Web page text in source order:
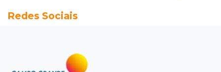
Granizo danifica telhados e plantações
Agregado
Inter perde para o Corinthians mas avança às
Redes Sociais